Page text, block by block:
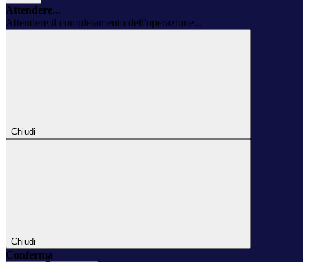
Attendere...
Attendere il completamento dell'operazione...
Chiudi
Chiudi
Conferma